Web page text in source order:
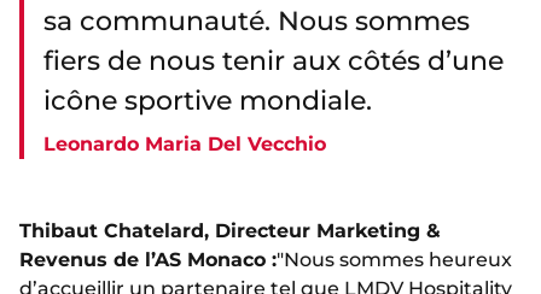
sa communauté. Nous sommes
fiers de nous tenir aux côtés d’une
icône sportive mondiale.
Leonardo Maria Del Vecchio
Thibaut Chatelard, Directeur Marketing &
Revenus de l’AS Monaco :"Nous sommes heureux
d’accueillir un partenaire tel que LMDV Hospitality